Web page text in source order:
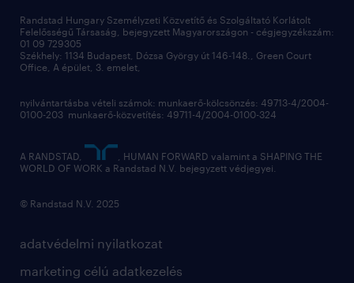
adatvédelmi nyilatkozat
marketing célú adatkezelés
Randstad Hungary Személyzeti Közvetítő és Szolgáltató Korlátolt
Felelősségű Társaság, bejegyzett Magyarországon - cégjegyzékszám:
01 09 729305
Székhely: 1134 Budapest, Dózsa György út 146-148., Green Court
Office, A épület, 3. emelet,
nyilvántartásba vételi számok: munkaerő-kölcsönzés: 49713-4/2004-
0100-203 munkaerő-közvetítés: 49711-4/2004-0100-324
A RANDSTAD,
, HUMAN FORWARD valamint a SHAPING THE
WORLD OF WORK a Randstad N.V. bejegyzett védjegyei.
© Randstad N.V. 2025